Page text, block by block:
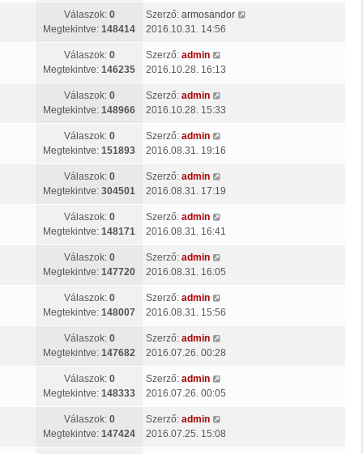
Válaszok: 0
Megtekintve: 148414
Szerző: armosandor
2016.10.31. 14:56
Válaszok: 0
Megtekintve: 146235
Szerző: admin
2016.10.28. 16:13
Válaszok: 0
Megtekintve: 148966
Szerző: admin
2016.10.28. 15:33
Válaszok: 0
Megtekintve: 151893
Szerző: admin
2016.08.31. 19:16
Válaszok: 0
Megtekintve: 304501
Szerző: admin
2016.08.31. 17:19
Válaszok: 0
Megtekintve: 148171
Szerző: admin
2016.08.31. 16:41
Válaszok: 0
Megtekintve: 147720
Szerző: admin
2016.08.31. 16:05
Válaszok: 0
Megtekintve: 148007
Szerző: admin
2016.08.31. 15:56
Válaszok: 0
Megtekintve: 147682
Szerző: admin
2016.07.26. 00:28
Válaszok: 0
Megtekintve: 148333
Szerző: admin
2016.07.26. 00:05
Válaszok: 0
Megtekintve: 147424
Szerző: admin
2016.07.25. 15:08